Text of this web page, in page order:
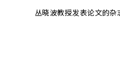
丛晓波教授发表论文的杂